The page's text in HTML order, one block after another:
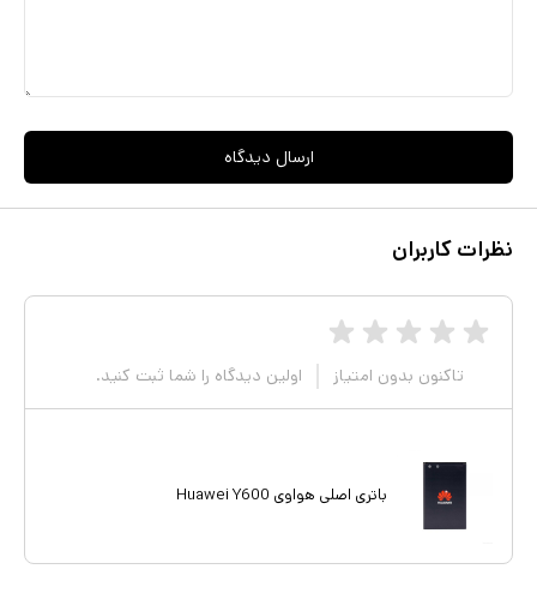
باتری گوشی است و از آسیب دیدن آن جلوگیری می کند. استفاده بهینه از
گذاشتن وای فای جزو عواملی هستند که به اصطلاح عام به سرعت شارژ
باتری را می خورد!
ارسال دیدگاه
نظرات کاربران
تاکنون بدون امتیاز اولین دیدگاه را شما ثبت کنید.
باتری اصلی هواوی Huawei Y600